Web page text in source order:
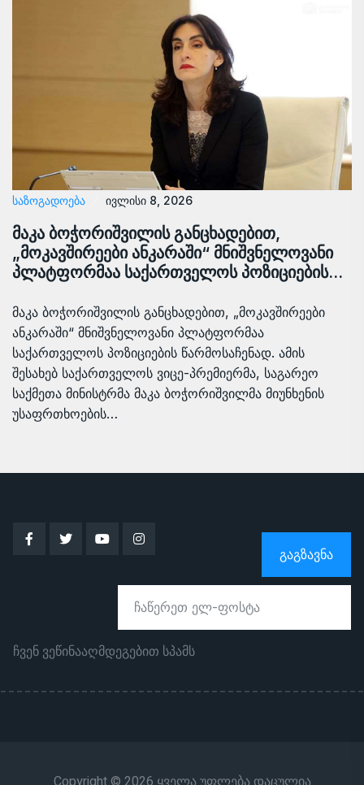
ᲡᲐᲖᲝᲒᲐᲓᲝᲔᲑᲐ ივლისი 8, 2026
მაკა ბოჭორიშვილის განცხადებით,
„მოკავშირეები ანკარაში“ მნიშვნელოვანი
პლატფორმაა საქართველოს პოზიციების…
მაკა ბოჭორიშვილის განცხადებით, „მოკავშირეები
ანკარაში“ მნიშვნელოვანი პლატფორმაა
საქართველოს პოზიციების წარმოსაჩენად. ამის
შესახებ საქართველოს ვიცე-პრემიერმა, საგარეო
საქმეთა მინისტრმა მაკა ბოჭორიშვილმა მიუნხენის
უსაფრთხოების…
ᲒᲐᲒᲖᲐᲕᲜᲐ
ჩვენ ვეწინააღმდეგებით სპამს